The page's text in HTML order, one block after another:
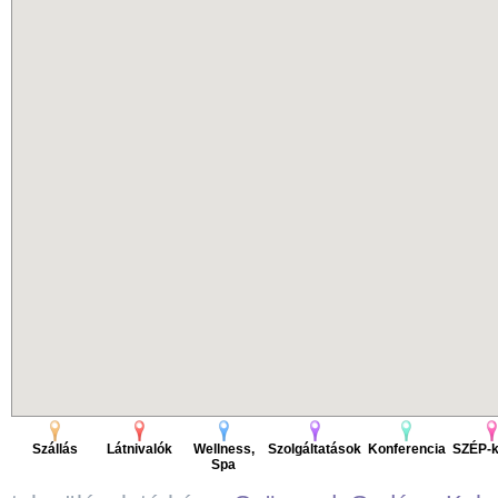
Szállás Látnivalók
Wellness,
Spa
Szolgáltatások Konferencia SZÉP-